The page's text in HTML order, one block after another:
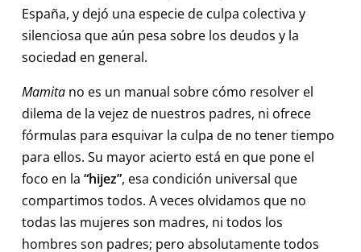
España, y dejó una especie de culpa colectiva y
silenciosa que aún pesa sobre los deudos y la
sociedad en general.
Mamitano es un manual sobre cómo resolver el
dilema de la vejez de nuestros padres, ni ofrece
fórmulas para esquivar la culpa de no tener tiempo
para ellos. Su mayor acierto está en que pone el
foco en la “hijez”, esa condición universal que
compartimos todos. A veces olvidamos que no
todas las mujeres son madres, ni todos los
hombres son padres; pero absolutamente todos